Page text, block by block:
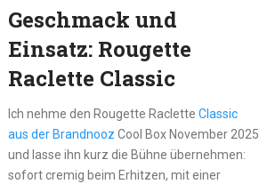
Geschmack und
Einsatz: Rougette
Raclette Classic
Ich nehme den Rougette Raclette Classic
aus der Brandnooz Cool Box November 2025
und lasse ihn kurz die Bühne übernehmen:
sofort cremig beim Erhitzen, mit einer